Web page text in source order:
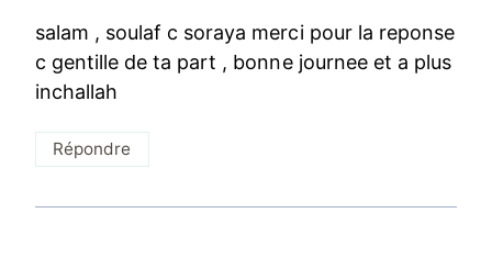
salam , soulaf c soraya merci pour la reponse
c gentille de ta part , bonne journee et a plus
inchallah
Répondre